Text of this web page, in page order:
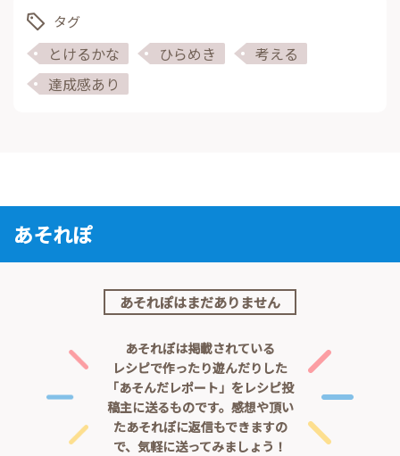
タグ
とけるかな ひらめき
考える
達成感あり
あそれぽ
あそれぽはまだありません
あそれぽは掲載されている
レシピで作ったり遊んだりした
「あそんだレポート」をレシピ投
稿主に送るものです。 感想や頂い
たあそれぽに返信もできますの
で、気軽に送ってみましょう！